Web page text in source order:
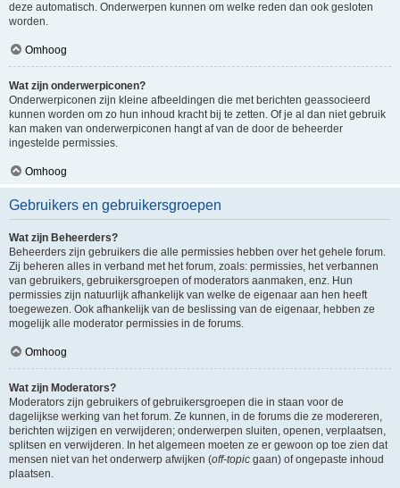
deze automatisch. Onderwerpen kunnen om welke reden dan ook gesloten
worden.
Omhoog
Wat zijn onderwerpiconen?
Onderwerpiconen zijn kleine afbeeldingen die met berichten geassocieerd
kunnen worden om zo hun inhoud kracht bij te zetten. Of je al dan niet gebruik
kan maken van onderwerpiconen hangt af van de door de beheerder
ingestelde permissies.
Omhoog
Gebruikers en gebruikersgroepen
Wat zijn Beheerders?
Beheerders zijn gebruikers die alle permissies hebben over het gehele forum.
Zij beheren alles in verband met het forum, zoals: permissies, het verbannen
van gebruikers, gebruikersgroepen of moderators aanmaken, enz. Hun
permissies zijn natuurlijk afhankelijk van welke de eigenaar aan hen heeft
toegewezen. Ook afhankelijk van de beslissing van de eigenaar, hebben ze
mogelijk alle moderator permissies in de forums.
Omhoog
Wat zijn Moderators?
Moderators zijn gebruikers of gebruikersgroepen die in staan voor de
dagelijkse werking van het forum. Ze kunnen, in de forums die ze modereren,
berichten wijzigen en verwijderen; onderwerpen sluiten, openen, verplaatsen,
splitsen en verwijderen. In het algemeen moeten ze er gewoon op toe zien dat
mensen niet van het onderwerp afwijken (off-topic gaan) of ongepaste inhoud
plaatsen.